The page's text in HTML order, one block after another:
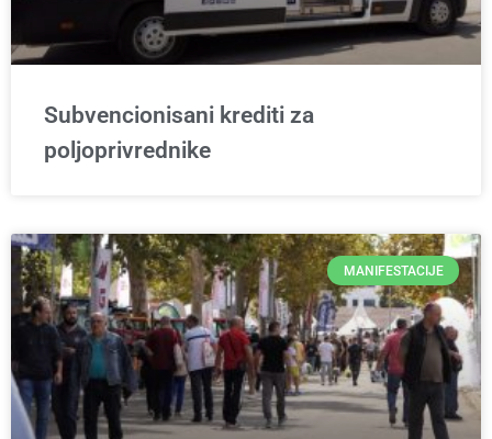
Subvencionisani krediti za
poljoprivrednike
MANIFESTACIJE